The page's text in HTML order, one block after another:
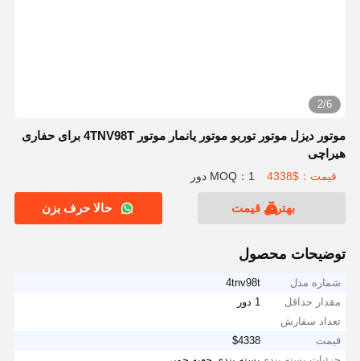
2/6
موتور دیزل موتور توربو موتور یانمار موتور 4TNV98T برای حفاری
هیراچی
قیمت：$4338 MOQ：1 دور
بهترین قیمت حالا حرف بزن
توضیحات محصول
شماره مدل
4tnv98t
مقدار حداقل
تعداد سفارش
1 دور
قیمت
$4338